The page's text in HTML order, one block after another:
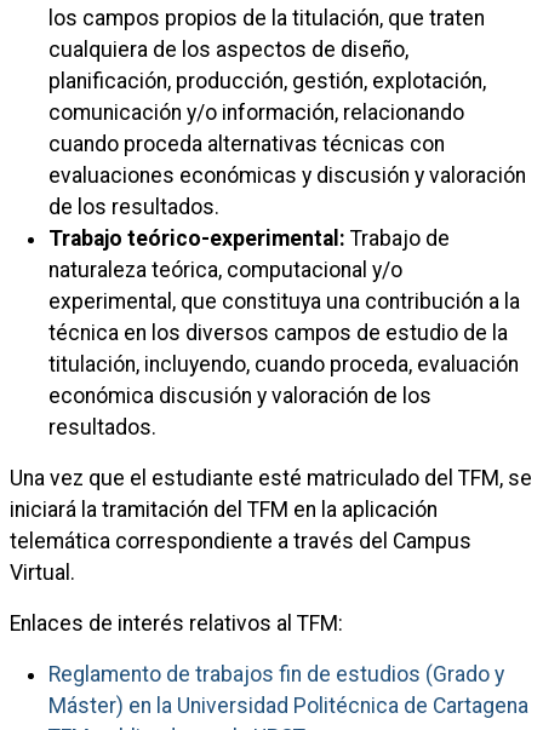
los campos propios de la titulación, que traten
cualquiera de los aspectos de diseño,
planificación, producción, gestión, explotación,
comunicación y/o información, relacionando
cuando proceda alternativas técnicas con
evaluaciones económicas y discusión y valoración
de los resultados.
Trabajo teórico-experimental: Trabajo de
naturaleza teórica, computacional y/o
experimental, que constituya una contribución a la
técnica en los diversos campos de estudio de la
titulación, incluyendo, cuando proceda, evaluación
económica discusión y valoración de los
resultados.
Una vez que el estudiante esté matriculado del TFM, se
iniciará la tramitación del TFM en la aplicación
telemática correspondiente a través del Campus
Virtual.
Enlaces de interés relativos al TFM:
Reglamento de trabajos fin de estudios (Grado y
Máster) en la Universidad Politécnica de Cartagena